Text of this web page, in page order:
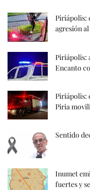
Piriápolis:
agresión
Piriápolis:
Encanto
Piriápolis:
Piria
Sentido
Inumet
fuertes y